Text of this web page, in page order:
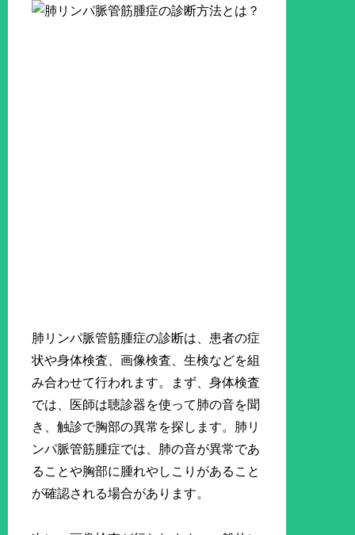
肺リンパ脈管筋腫症の診断は、患者の症
状や身体検査、画像検査、生検などを組
み合わせて行われます。まず、身体検査
では、医師は聴診器を使って肺の音を聞
き、触診で胸部の異常を探します。肺リ
ンパ脈管筋腫症では、肺の音が異常であ
ることや胸部に腫れやしこりがあること
が確認される場合があります。